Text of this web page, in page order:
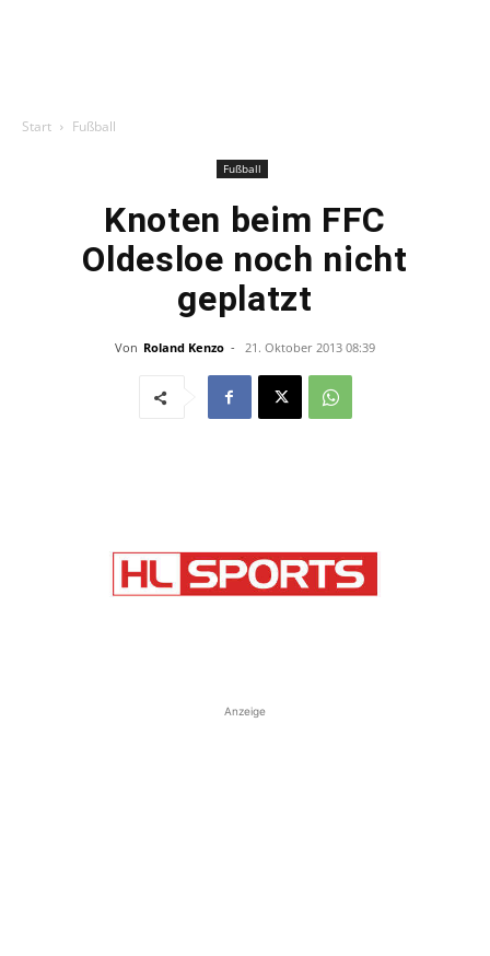
Start Fußball
Fußball
Knoten beim FFC
Oldesloe noch nicht
geplatzt
Von Roland Kenzo - 21. Oktober 2013 08:39
Anzeige